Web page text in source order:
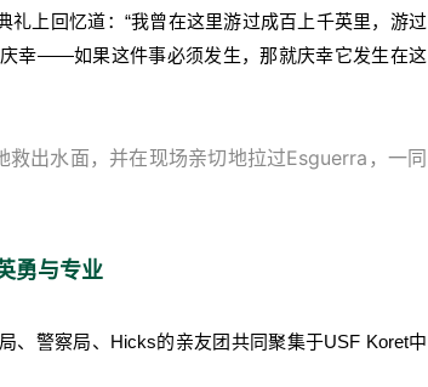
礼上回忆道：“我曾在这里游过成百上千英里，游过
幸——如果这件事必须发生，那就庆幸它发生在这
出水面，并在现场亲切地拉过Esguerra，一同
勇与专业
、警察局、Hicks的亲友团共同聚集于USF Koret中